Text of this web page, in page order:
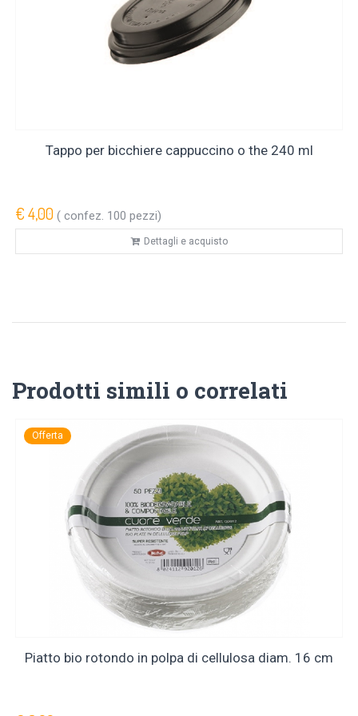
Tappo per bicchiere cappuccino o the 240 ml
€ 4,00 ( confez. 100 pezzi)
Dettagli e acquisto
Prodotti simili o correlati
Offerta
Piatto bio rotondo in polpa di cellulosa diam. 16 cm